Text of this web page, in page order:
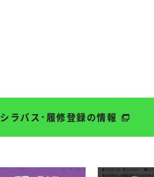
シラバス･履修登録の情報